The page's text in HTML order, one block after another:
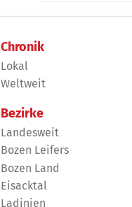
Chronik
Lokal
Weltweit
Bezirke
Landesweit
Bozen Leifers
Bozen Land
Eisacktal
Ladinien